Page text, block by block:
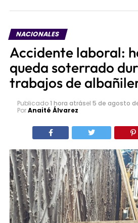
NACIONALES
Accidente laboral:
queda soterrado
trabajos de
Publicado1 hora atrásel 5 de agosto
PorAnaité Álvarez